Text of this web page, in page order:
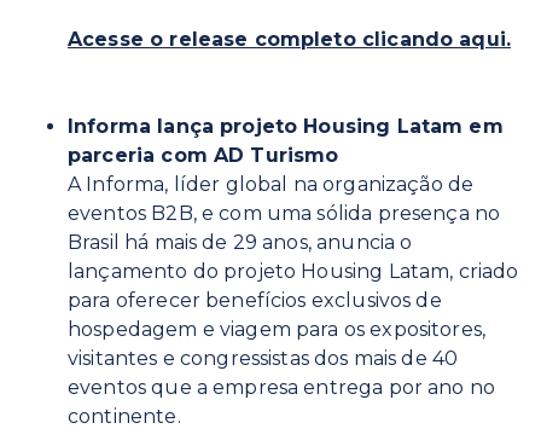
Acesse o release completo clicando aqui.
Informa lança projeto Housing Latam em
parceria com AD Turismo
A Informa, líder global na organização de
eventos B2B, e com uma sólida presença no
Brasil há mais de 29 anos, anuncia o
lançamento do projeto Housing Latam, criado
para oferecer benefícios exclusivos de
hospedagem e viagem para os expositores,
visitantes e congressistas dos mais de 40
eventos que a empresa entrega por ano no
continente.